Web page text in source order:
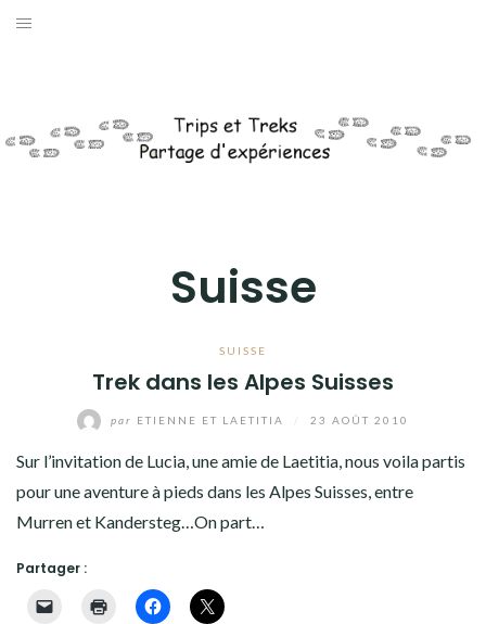
Aller
Suisse
SUISSE
Trek dans les Alpes Suisses
par ETIENNE ET LAETITIA 23 AOÛT 2010
Sur l’invitation de Lucia, une amie de Laetitia, nous voila partis
pour une aventure à pieds dans les Alpes Suisses, entre
Murren et Kandersteg…On part…
Partager :
ASIE
ANTARCTIQUE
QUI SOMMES-NOUS ?